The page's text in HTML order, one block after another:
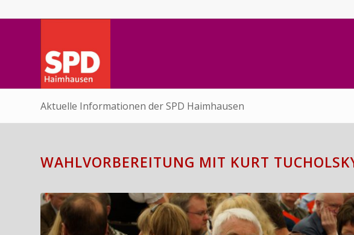
Aktuelle Informationen der SPD Haimhausen
WAHLVORBEREITUNG MIT KURT